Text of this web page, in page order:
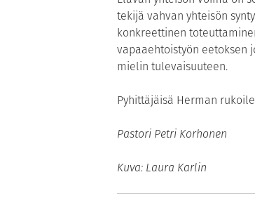
tekijä vahvan yhteisön
konkreettinen
vapaaehtoistyön eetoksen
mielin tulevaisuuteen.
Pyhittäjäisä Herman
Pastori Petri Korhonen
Kuva: Laura Karlin